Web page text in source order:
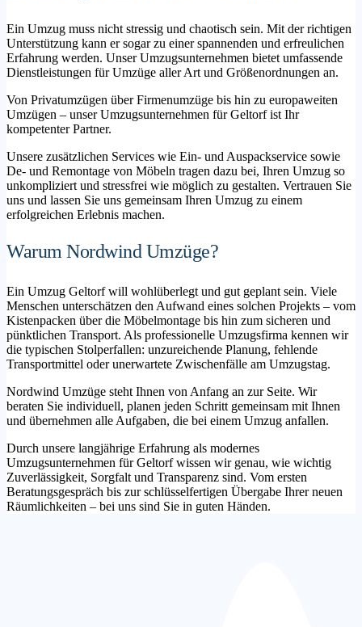
Ein Umzug muss nicht stressig und chaotisch sein. Mit der richtigen
Unterstützung kann er sogar zu einer spannenden und erfreulichen
Erfahrung werden. Unser Umzugsunternehmen bietet umfassende
Dienstleistungen für Umzüge aller Art und Größenordnungen an.
Von Privatumzügen über Firmenumzüge bis hin zu europaweiten
Umzügen – unser Umzugsunternehmen für Geltorf ist Ihr
kompetenter Partner.
Unsere zusätzlichen Services wie Ein- und Auspackservice sowie
De- und Remontage von Möbeln tragen dazu bei, Ihren Umzug so
unkompliziert und stressfrei wie möglich zu gestalten. Vertrauen Sie
uns und lassen Sie uns gemeinsam Ihren Umzug zu einem
erfolgreichen Erlebnis machen.
Warum Nordwind Umzüge?
Ein Umzug Geltorf will wohlüberlegt und gut geplant sein. Viele
Menschen unterschätzen den Aufwand eines solchen Projekts – vom
Kistenpacken über die Möbelmontage bis hin zum sicheren und
pünktlichen Transport. Als professionelle Umzugsfirma kennen wir
die typischen Stolperfallen: unzureichende Planung, fehlende
Transportmittel oder unerwartete Zwischenfälle am Umzugstag.
Nordwind Umzüge steht Ihnen von Anfang an zur Seite. Wir
beraten Sie individuell, planen jeden Schritt gemeinsam mit Ihnen
und übernehmen alle Aufgaben, die bei einem Umzug anfallen.
Durch unsere langjährige Erfahrung als modernes
Umzugsunternehmen für Geltorf wissen wir genau, wie wichtig
Zuverlässigkeit, Sorgfalt und Transparenz sind. Vom ersten
Beratungsgespräch bis zur schlüsselfertigen Übergabe Ihrer neuen
Räumlichkeiten – bei uns sind Sie in guten Händen.